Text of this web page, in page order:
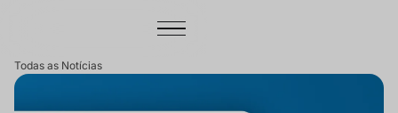
Todas as Notícias